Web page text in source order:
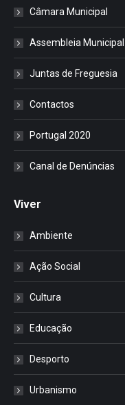
Câmara Municipal
Assembleia Municipal
Juntas de Freguesia
Contactos
Portugal 2020
Canal de Denúncias
Viver
Ambiente
Ação Social
Cultura
Educação
Desporto
Urbanismo